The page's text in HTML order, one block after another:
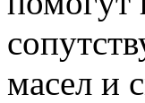
масел и